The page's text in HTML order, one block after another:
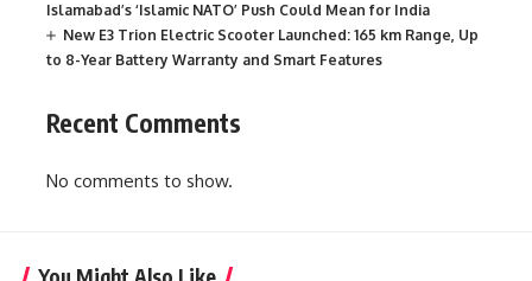
Islamabad’s ‘Islamic NATO’ Push Could Mean for India
New E3 Trion Electric Scooter Launched: 165 km Range, Up
to 8-Year Battery Warranty and Smart Features
Recent Comments
No comments to show.